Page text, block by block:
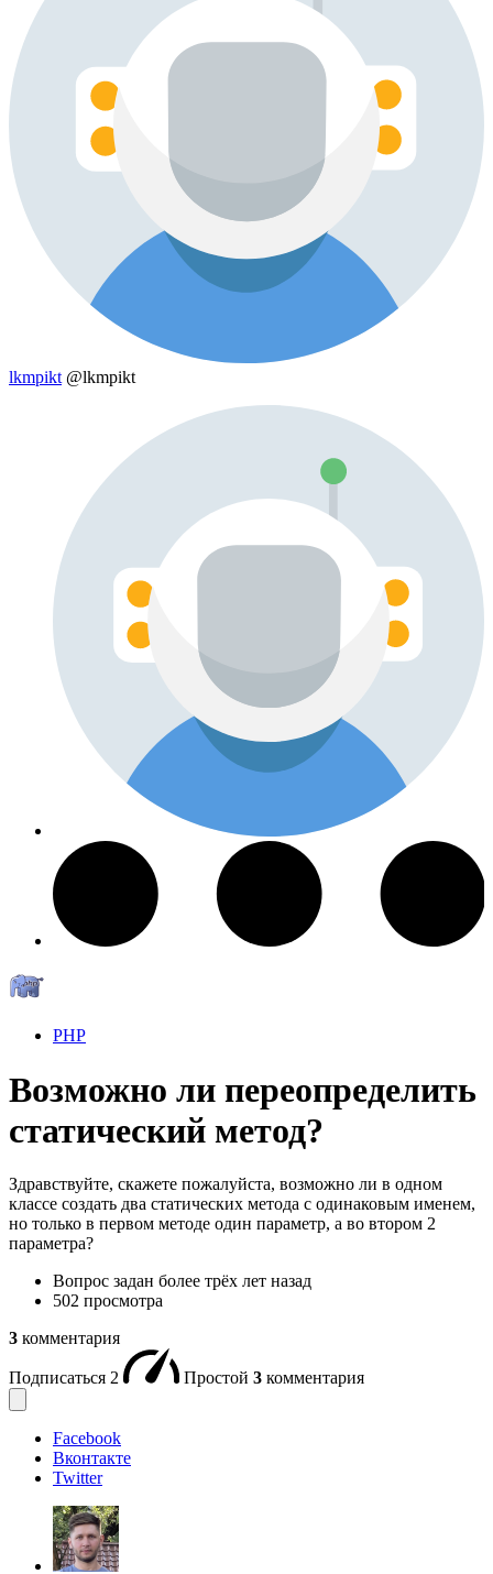
lkmpikt @lkmpikt
PHP
Возможно ли переопределить
статический метод?
Здравствуйте, скажете пожалуйста, возможно ли в одном
классе создать два статических метода с одинаковым именем,
но только в первом методе один параметр, а во втором 2
параметра?
Вопрос задан более трёх лет назад
502 просмотра
3 комментария
Подписаться 2 Простой 3 комментария
Facebook
Вконтакте
Twitter